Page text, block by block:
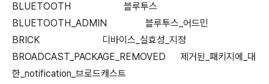
BLUETOOTH 블루투스
BLUETOOTH_ADMIN 블루투스_어드민
BRICK 디바이스_실효성_지정
BROADCAST_PACKAGE_REMOVED 제거된_패키지에_대
한_notification_브로드캐스트